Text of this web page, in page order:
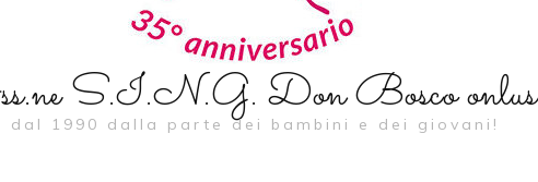
S.I.N.G. Don Bosco onlus
dal 1990 dalla parte dei bambini e dei giovani!